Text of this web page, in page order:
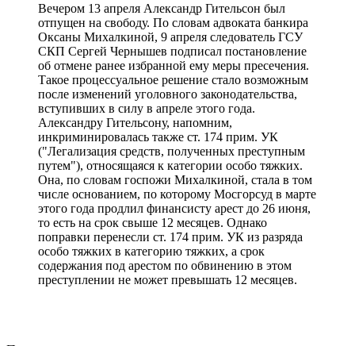
Вечером 13 апреля Александр Гительсон был
отпущен на свободу. По словам адвоката банкира
Оксаны Михалкиной, 9 апреля следователь ГСУ
СКП Сергей Чернышев подписал постановление
об отмене ранее избранной ему меры пресечения.
Такое процессуальное решение стало возможным
после изменений уголовного законодательства,
вступивших в силу в апреле этого года.
Александру Гительсону, напомним,
инкриминировалась также ст. 174 прим. УК
("Легализация средств, полученных преступным
путем"), относящаяся к категории особо тяжких.
Она, по словам госпожи Михалкиной, стала в том
числе основанием, по которому Мосгорсуд в марте
этого года продлил финансисту арест до 26 июня,
то есть на срок свыше 12 месяцев. Однако
поправки перенесли ст. 174 прим. УК из разряда
особо тяжких в категорию тяжких, а срок
содержания под арестом по обвинению в этом
преступлении не может превышать 12 месяцев.